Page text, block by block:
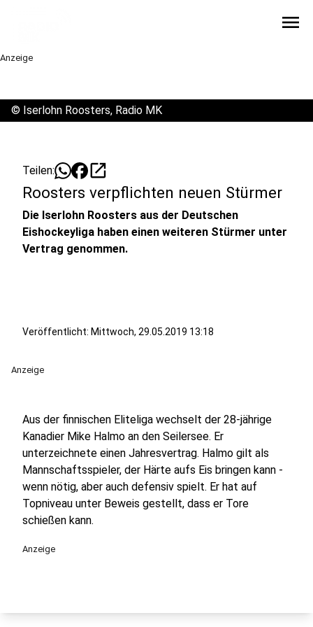
menu
Anzeige
© Iserlohn Roosters, Radio MK
Teilen: open_in_new
Roosters verpflichten neuen Stürmer
Die Iserlohn Roosters aus der Deutschen
Eishockeyliga haben einen weiteren Stürmer unter
Vertrag genommen.
Veröffentlicht: Mittwoch, 29.05.2019 13:18
Anzeige
Aus der finnischen Eliteliga wechselt der 28-jährige
Kanadier Mike Halmo an den Seilersee. Er
unterzeichnete einen Jahresvertrag. Halmo gilt als
Mannschaftsspieler, der Härte aufs Eis bringen kann -
wenn nötig, aber auch defensiv spielt. Er hat auf
Topniveau unter Beweis gestellt, dass er Tore
schießen kann.
Anzeige